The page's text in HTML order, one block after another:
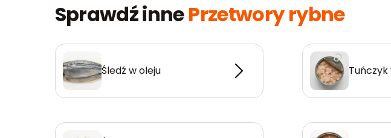
Sprawdź innePrzetwory rybne
Śledź w oleju Tuńczyk